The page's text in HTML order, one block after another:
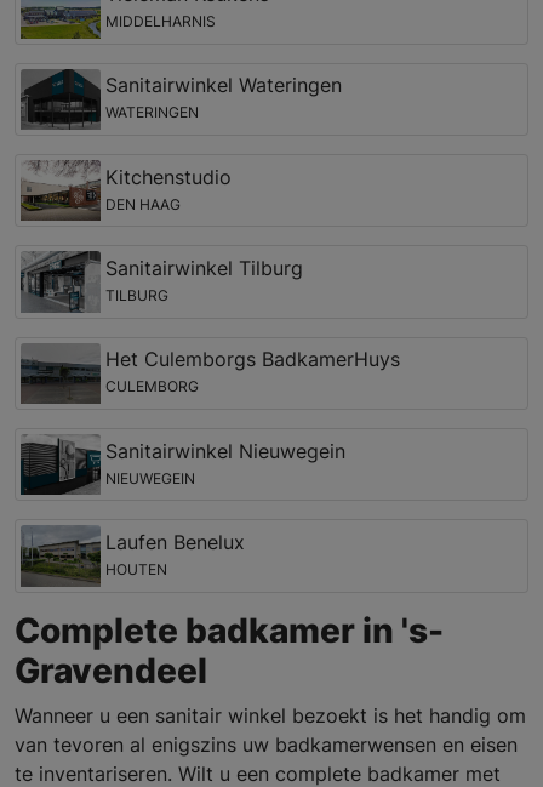
MIDDELHARNIS
Sanitairwinkel Wateringen
WATERINGEN
Kitchenstudio
DEN HAAG
Sanitairwinkel Tilburg
TILBURG
Het Culemborgs BadkamerHuys
CULEMBORG
Sanitairwinkel Nieuwegein
NIEUWEGEIN
Laufen Benelux
HOUTEN
Complete badkamer in 's-
Gravendeel
Wanneer u een sanitair winkel bezoekt is het handig om
van tevoren al enigszins uw badkamerwensen en eisen
te inventariseren. Wilt u een complete badkamer met